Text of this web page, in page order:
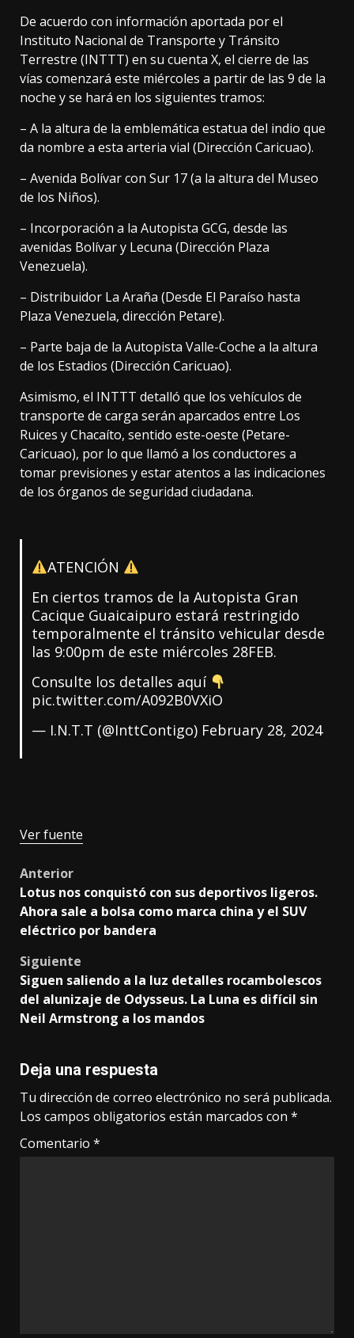
De acuerdo con información aportada por el
Instituto Nacional de Transporte y Tránsito
Terrestre (INTTT) en su cuenta X, el cierre de las
vías comenzará este miércoles a partir de las 9 de la
noche y se hará en los siguientes tramos:
– A la altura de la emblemática estatua del indio que
da nombre a esta arteria vial (Dirección Caricuao).
– Avenida Bolívar con Sur 17 (a la altura del Museo
de los Niños).
– Incorporación a la Autopista GCG, desde las
avenidas Bolívar y Lecuna (Dirección Plaza
Venezuela).
– Distribuidor La Araña (Desde El Paraíso hasta
Plaza Venezuela, dirección Petare).
– Parte baja de la Autopista Valle-Coche a la altura
de los Estadios (Dirección Caricuao).
Asimismo, el INTTT detalló que los vehículos de
transporte de carga serán aparcados entre Los
Ruices y Chacaíto, sentido este-oeste (Petare-
Caricuao), por lo que llamó a los conductores a
tomar previsiones y estar atentos a las indicaciones
de los órganos de seguridad ciudadana.
ATENCIÓN
En ciertos tramos de la Autopista Gran
Cacique Guaicaipuro estará restringido
temporalmente el tránsito vehicular desde
las 9:00pm de este miércoles 28FEB.
Consulte los detalles aquí
pic.twitter.com/A092B0VXiO
— I.N.T.T (@InttContigo) February 28, 2024
Ver fuente
Post
navigation
Anterior
Lotus nos conquistó con sus deportivos ligeros.
Ahora sale a bolsa como marca china y el SUV
eléctrico por bandera
Siguiente
Siguen saliendo a la luz detalles rocambolescos
del alunizaje de Odysseus. La Luna es difícil sin
Neil Armstrong a los mandos
Deja una respuesta
Tu dirección de correo electrónico no será publicada.
Los campos obligatorios están marcados con *
Comentario *